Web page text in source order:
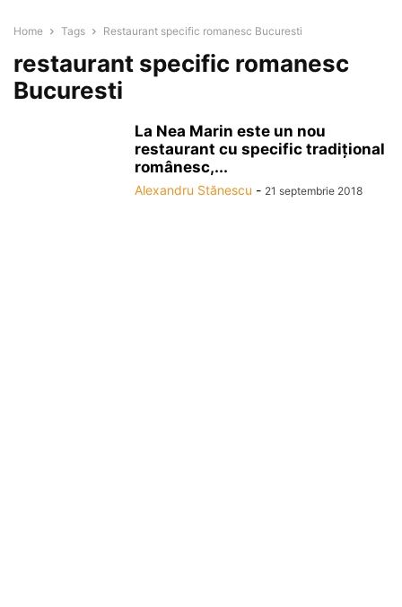
Home Tags Restaurant specific romanesc Bucuresti
restaurant specific romanesc
Bucuresti
La Nea Marin este un nou
restaurant cu specific tradiţional
românesc,...
Alexandru Stănescu - 21 septembrie 2018